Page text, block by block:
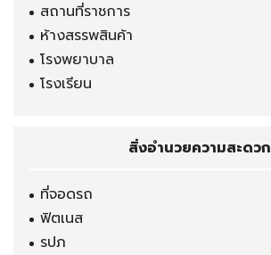
สถานที่ราชการ
ห้างสรรพสินค้า
โรงพยาบาล
โรงเรียน
สิ่งอำนวยความสะดวก
ที่จอดรถ
ฟิตเนส
รปภ